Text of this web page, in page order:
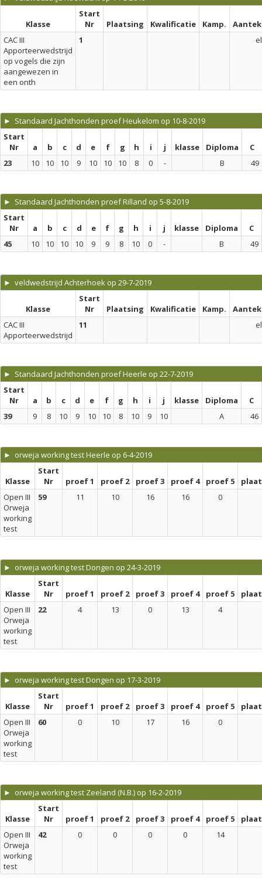
Klasse
Start
Nr
Plaatsing Kwalificatie Kamp.
CAC III
Apporteerwedstrijd
op vogels die zijn
aangewezen in
een onth
1 el
► Standaard Jachthonden proef Heukelom op 10-8-2019
Start
Nr
a b c d e f g h i j klasse Diploma
C
23
10 10 10 9 10 10 10 8 0 - B 49
► Standaard Jachthonden proef Rilland op 5-8-2019
Start
Nr
a b c d e f g h i j klasse Diploma
C
45
10 10 10 10 9 9 8 10 0 - B 49
► veldwedstrijd Achterhoek op 29-7-2019
Klasse
Start
Nr
Plaatsing Kwalificatie Kamp.
CAC III
Apporteerwedstrijd
11 el
► Standaard Jachthonden proef Heerle op 22-7-2019
Start
Nr
a b c d e f g h i j klasse Diploma
C
39
9 8 10 9 10 10 8 10 9 10 A 46
► orweja working test Heerle op 6-4-2019
Klasse
Start
Nr
proef 1 proef 2 proef 3 proef 4 proef 5
Open III
Orweja
working
test
59 11 10 16 16 0
► orweja working test Dongen op 24-3-2019
Klasse
Start
Nr
proef 1 proef 2 proef 3 proef 4 proef 5
Open III
Orweja
working
test
22 4 13 0 13 4
► orweja working test Dongen op 17-3-2019
Klasse
Start
Nr
proef 1 proef 2 proef 3 proef 4 proef 5
Open III
Orweja
working
test
60 0 10 17 16 0
► orweja working test Zeeland (N.B.) op 16-2-2019
Klasse
Start
Nr
proef 1 proef 2 proef 3 proef 4 proef 5
Open III
Orweja
working
test
42 0 0 0 0 14